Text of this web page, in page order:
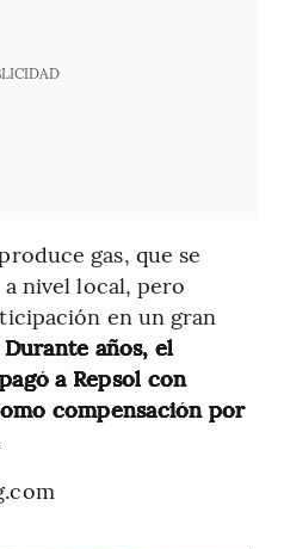
gas, que se
nivel local, pero
en un gran
Durante años, el
a Repsol con
compensación por